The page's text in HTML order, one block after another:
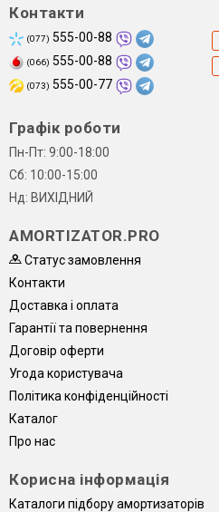
Контакти
(077) 555-00-88
(066) 555-00-88
(073) 555-00-77
Графік роботи
Пн-Пт: 9:00-18:00
Сб: 10:00-15:00
Нд: ВИХІДНИЙ
AMORTIZATOR.PRO
Статус замовлення
Контакти
Доставка і оплата
Гарантії та повернення
Договір оферти
Угода користувача
Політика конфіденційності
Каталог
Про нас
Корисна інформація
Каталоги підбору амортизаторів